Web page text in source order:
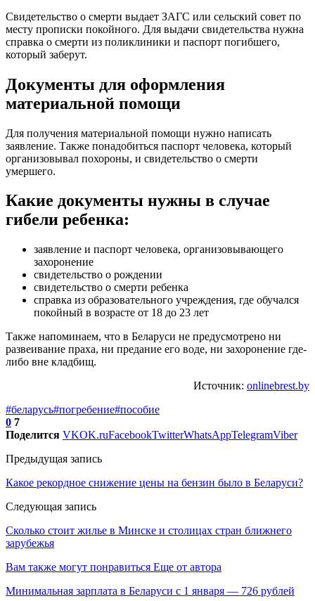
Свидетельство о смерти выдает ЗАГС или сельский совет по
месту прописки покойного. Для выдачи свидетельства нужна
справка о смерти из поликлиники и паспорт погибшего,
который заберут.
Документы для оформления
материальной помощи
Для получения материальной помощи нужно написать
заявление. Также понадобиться паспорт человека, который
организовывал похороны, и свидетельство о смерти
умершего.
Какие документы нужны в случае
гибели ребенка:
заявление и паспорт человека, организовывающего
захоронение
свидетельство о рождении
свидетельство о смерти ребенка
справка из образовательного учреждения, где обучался
покойный в возрасте от 18 до 23 лет
Также напоминаем, что в Беларуси не предусмотрено ни
развеивание праха, ни предание его воде, ни захоронение где-
либо вне кладбищ.
Источник: onlinebrest.by
#беларусь#погребение#пособие
0 7
Поделится VKOK.ruFacebookTwitterWhatsAppTelegramViber
Предыдущая запись
Какое рекордное снижение цены на бензин было в Беларуси?
Следующая запись
Сколько стоит жилье в Минске и столицах стран ближнего
зарубежья
Вам также могут понравиться Еще от автора
Минимальная зарплата в Беларуси с 1 января — 726 рублей